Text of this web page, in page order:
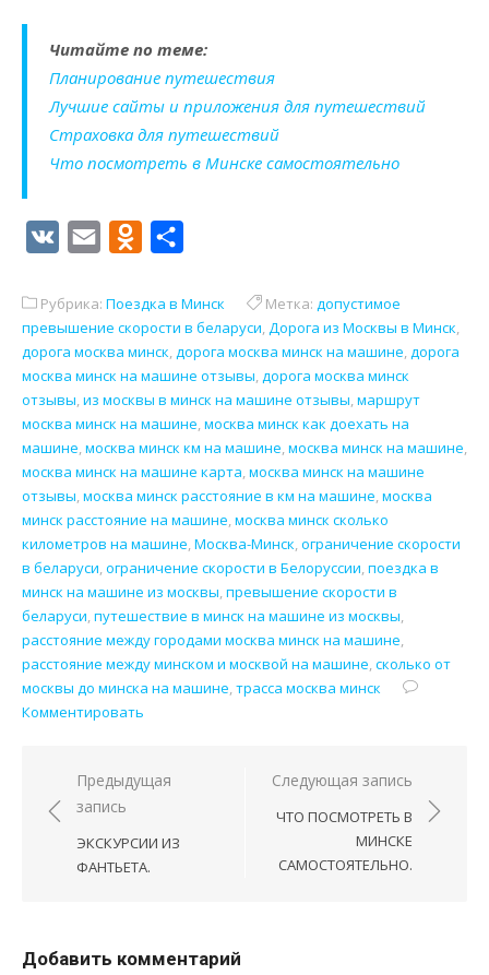
Читайте по теме:
Планирование путешествия
Лучшие сайты и приложения для путешествий
Страховка для путешествий
Что посмотреть в Минске самостоятельно
VK Email Odnoklassniki
Рубрика: Поездка в Минск Метка: допустимое
превышение скорости в беларуси Дорога из Москвы в Минск
дорога москва минск дорога москва минск на машине дорога
москва минск на машине отзывы дорога москва минск
отзывы из москвы в минск на машине отзывы маршрут
москва минск на машине москва минск как доехать на
машине москва минск км на машине москва минск на машине
москва минск на машине карта москва минск на машине
отзывы москва минск расстояние в км на машине москва
минск расстояние на машине москва минск сколько
километров на машине Москва-Минск ограничение скорости
в беларуси ограничение скорости в Белоруссии поездка в
минск на машине из москвы превышение скорости в
беларуси путешествие в минск на машине из москвы
расстояние между городами москва минск на машине
расстояние между минском и москвой на машине сколько от
москвы до минска на машине трасса москва минск
Комментировать
Навигация
по
записям
Предыдущая
запись
ЭКСКУРСИИ ИЗ
ФАНТЬЕТА.
Следующая запись
ЧТО ПОСМОТРЕТЬ В
МИНСКЕ
САМОСТОЯТЕЛЬНО.
Добавить комментарий